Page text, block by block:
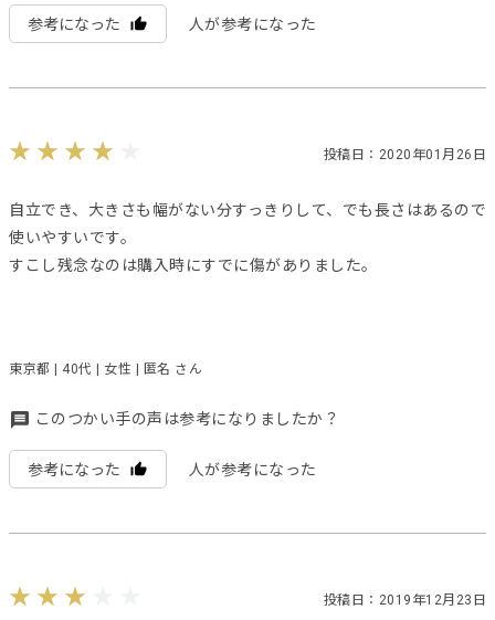
参考になった 人が参考になった
投稿日：2020年01月26日
自立でき、大きさも幅がない分すっきりして、でも長さはあるので
使いやすいです。
すこし残念なのは購入時にすでに傷がありました。
東京都 | 40代 | 女性 | 匿名 さん
このつかい手の声は参考になりましたか？
参考になった 人が参考になった
投稿日：2019年12月23日